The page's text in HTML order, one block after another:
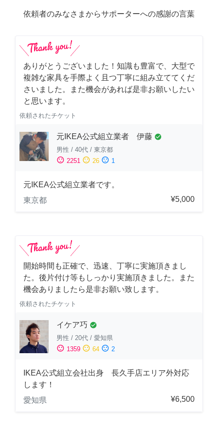
依頼者のみなさまからサポーターへの感謝の言葉
ありがとうございました！知識も豊富で、大型で
複雑な家具を手際よく且つ丁寧に組み立ててくだ
さいました。また機会があれば是非お願いしたい
と思います。
依頼されたチケット
元IKEA公式組立業者 伊藤 check_circle
男性 / 40代 / 東京都
sentiment_satisfied 2251 sentiment_neutral 26 sentiment_dissatisfied 1
元IKEA公式組立業者です。
東京都
¥5,000
開始時間も正確で、迅速、丁寧に実施頂きまし
た。後片付け等もしっかり実施頂きました。また
機会ありましたら是非お願い致します。
依頼されたチケット
イケア巧 check_circle
男性 / 20代 / 愛知県
sentiment_satisfied 1359 sentiment_neutral 64 sentiment_dissatisfied 2
IKEA公式組立会社出身 長久手店エリア外対応
します！
愛知県
¥6,500